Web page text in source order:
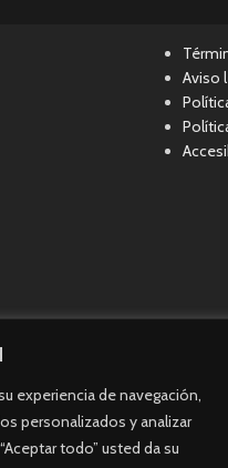
experiencia de navegación,
personalizados y analizar
todo” usted da su
Aviso
reservados.